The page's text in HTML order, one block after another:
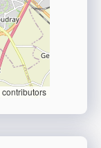
contributors